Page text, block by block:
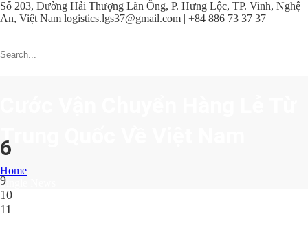
Số 203, Đường Hải Thượng Lãn Ông, P. Hưng Lộc, TP. Vinh, Nghệ
An, Việt Nam logistics.lgs37@gmail.com | +84 886 73 37 37
6
9
10
11
Trung Quốc Về Việt Nam
Home
Single News